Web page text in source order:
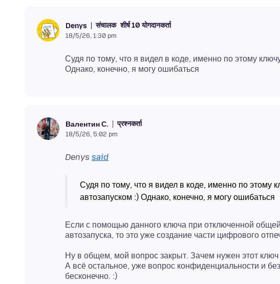
Denys संचालक शीर्ष 10 योगदानकर्ता
18/5/26, 1:30 pm
Судя по тому, что я видел в коде, именно по этому
Валентин С. प्रश्नकर्ता
18/5/26, 5:02 pm
Denys said
Судя по тому, что я видел в коде, именно по этому
Если с помощью данного ключа при отключенной
Ну в общем, мой вопрос закрыт. Зачем нужен этот
А всё остальное, уже вопрос конфиденциальности и